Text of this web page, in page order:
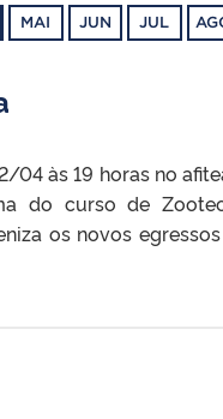
MAI JUN JUL
04 às 19 horas no
do curso de
os novos